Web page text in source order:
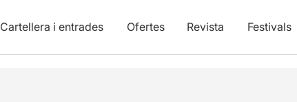
Cartellera i entrades Ofertes Revista Festivals